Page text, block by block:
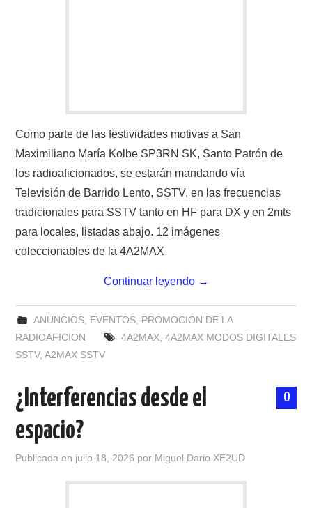
Como parte de las festividades motivas a San
Maximiliano María Kolbe SP3RN SK, Santo Patrón de
los radioaficionados, se estarán mandando vía
Televisión de Barrido Lento, SSTV, en las frecuencias
tradicionales para SSTV tanto en HF para DX y en 2mts
para locales, listadas abajo. 12 imágenes
coleccionables de la 4A2MAX
Continuar leyendo →
ANUNCIOS, EVENTOS, PROMOCION DE LA
RADIOAFICION
4A2MAX, 4A2MAX MODOS DIGITALES
SSTV,A2MAX SSTV
0
¿Interferencias desde el
espacio?
Publicada en julio 18, 2026 por Miguel Dario XE2UD